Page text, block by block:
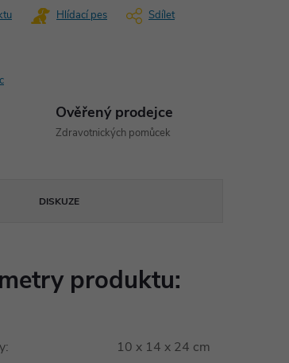
Hlídací pes Sdílet
Ověřený prodejce
Zdravotnických pomůcek
DISKUZE
produktu:
: 10 x 14 x 24 cm